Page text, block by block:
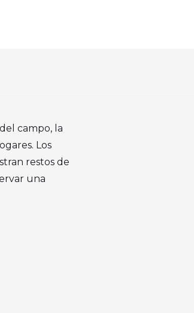
campo, la
Los
restos de
una